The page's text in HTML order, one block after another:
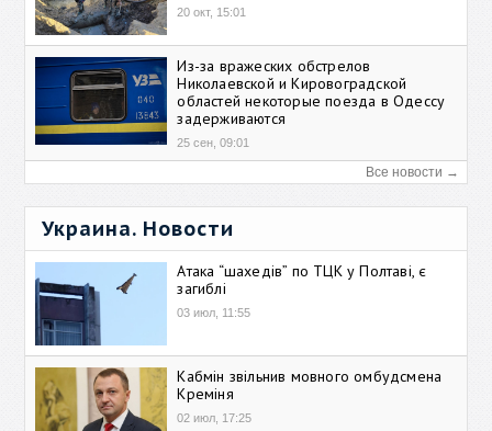
20 окт, 15:01
Из-за вражеских обстрелов
Николаевской и Кировоградской
областей некоторые поезда в Одессу
задерживаются
25 сен, 09:01
Все новости →
Украина. Новости
Атака “шахедів” по ТЦК у Полтаві, є
загиблі
03 июл, 11:55
Кабмін звільнив мовного омбудсмена
Креміня
02 июл, 17:25